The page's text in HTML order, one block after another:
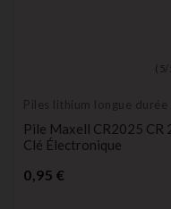
( 5/
Piles lithium longue durée
Pile Maxell CR2025 CR
Clé Électronique
0,95 €